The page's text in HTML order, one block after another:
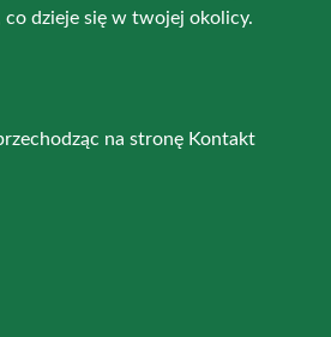
co dzieje się w twojej okolicy.
na stronę Kontakt